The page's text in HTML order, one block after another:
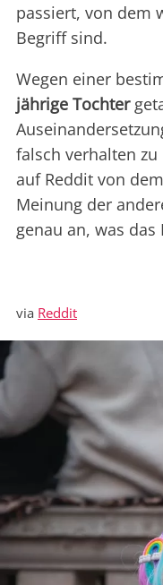
passiert, von dem
Begriff sind.
Wegen einer
jährige Tochter
falsch verhalten
auf Reddit von
Meinung der
genau an, was
via Reddit